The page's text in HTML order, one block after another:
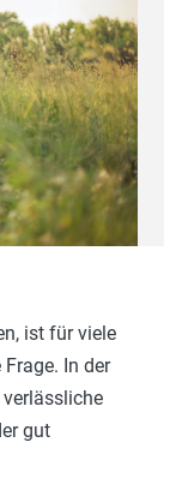
ist für viele
In der
verlässliche
gut